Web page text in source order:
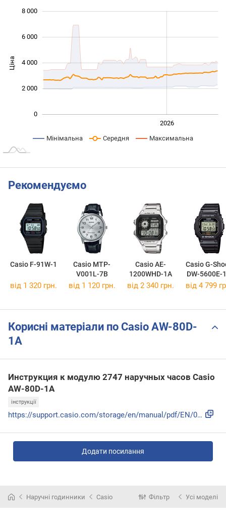
Ціна 1 000
0
2 000
4 000
6 000
8 000
2026
Мінімальна Середня Максимальна
Рекомендуємо
Casio F-91W-1
Casio MTP-
V001L-7B
Casio AE-
1200WHD-1A
Casio G-
DW-5600E-
від 1 320 грн. від 1 120 грн. від 2 340 грн. від 4 799
Корисні матеріали по Casio AW-80D-
1A
Инструкция к модулю 2747 наручных часов Casio
AW-80D-1A
інструкції
https://support.casio.com/storage/en/manual/pdf/EN/009/qw27...
Додати посилання
Наручні годинники Casio Фільтр Усі моделі